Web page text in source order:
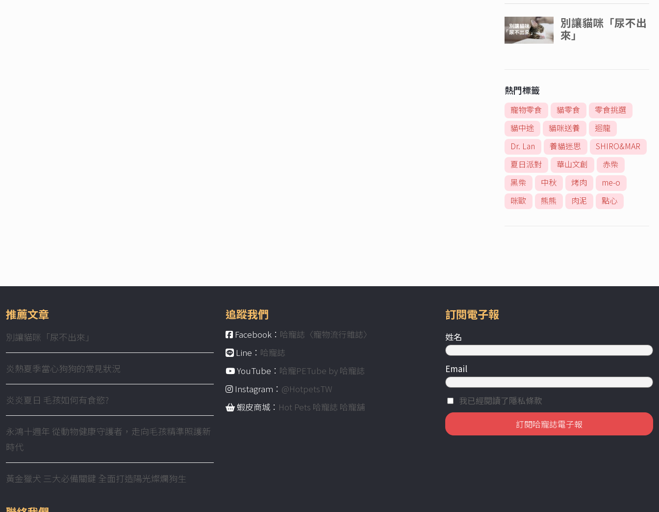
熱門標籤
寵物零食 貓零食
零食挑選
貓中途
貓咪送養
迴龍
Dr. Lan
養貓迷思
SHIRO&MAR
夏日派對
華山文創
赤柴
黑柴
中秋 烤肉
me-o
咪歐
熊熊 肉泥 點心
推薦文章
別讓貓咪「尿不出來」
炎熱夏季當心狗狗的常見狀況
炎炎夏日 毛孩如何有食慾?
永鴻十週年 從動物健康守護者，走向毛孩精準照護新
時代
黃金獵犬 三大必備關鍵 全面打造陽光燦爛狗生
追蹤我們
Facebook： 哈寵誌〈寵物流行雜誌〉
Line： 哈寵誌
YouTube： 哈寵PETube by 哈寵誌
Instagram： @HotpetsTW
蝦皮商城： Hot Pets 哈寵誌 哈寵舖
訂閱電子報
姓名
Email
我已經閱讀了隱私條款